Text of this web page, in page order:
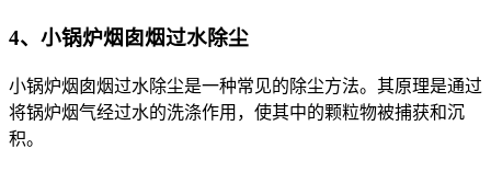
4、小锅炉烟囱烟过水除尘
小锅炉烟囱烟过水除尘是一种常见的除尘方法。其原理是通过
将锅炉烟气经过水的洗涤作用，使其中的颗粒物被捕获和沉
积。